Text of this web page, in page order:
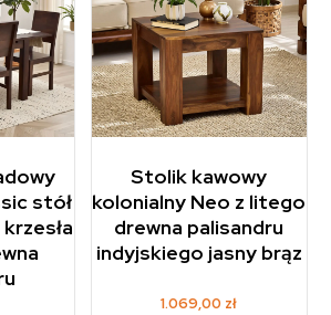
stół
Stolik kawowy
kolonialny Neo z litego
drewna palisandru
indyjskiego jasny brąz
1.069,00 zł